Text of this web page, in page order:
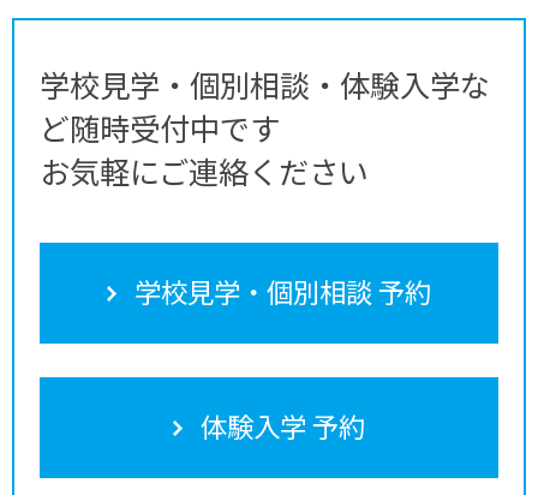
学校見学・個別相談・体験入学な
ど随時受付中です
お気軽にご連絡ください
学校見学・個別相談 予約
体験入学 予約